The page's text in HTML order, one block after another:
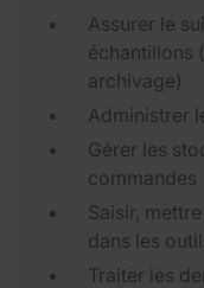
Assurer le
échantillons
archivage)
Administrer
Gérer les
commandes
Saisir,
dans les
Traiter les